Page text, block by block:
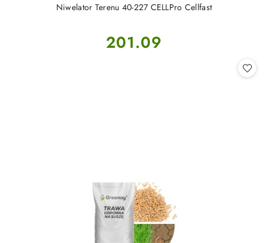
Niwelator Terenu 40-227 CELLPro Cellfast
Cena:
201.09